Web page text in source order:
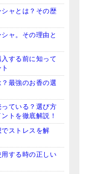
ャとは？その歴
ャ。その理由と
する前に知って
最強のお香の選
ている？選び方
トを徹底解説！
ストレスを解
する時の正しい